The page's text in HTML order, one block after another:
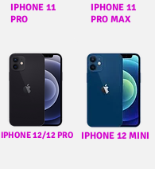
IPHONE 11
PRO
IPHONE 11
PRO MAX
IPHONE 12/12 PRO IPHONE 12 MINI